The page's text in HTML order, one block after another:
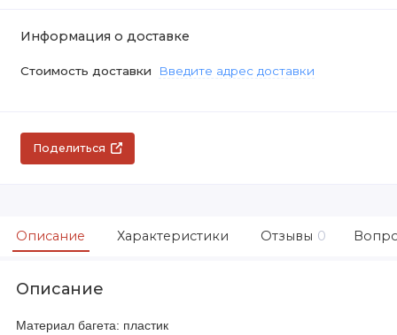
Информация о доставке
Стоимость доставки Введите адрес доставки
Поделиться
Описание Характеристики Отзывы 0
Описание
Материал багета: пластик